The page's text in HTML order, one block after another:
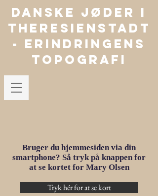
Danske jøder i
Theresienstadt
- Erindringens
Topografi
Bruger du hjemmesiden via din
smartphone? Så tryk på knappen for
at se kortet for Mary Olsen
Tryk hér for at se kort